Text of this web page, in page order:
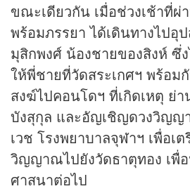
ขณะเดียวกัน เมื่อช่วงเช้าที่ผ่
พร้อมภรรยา ได้เดินทางไปอุ
มุสิกพงศ์ น้องชายของสิงห์ ซึ่
ให้พี่ชายที่วัดสระเกศฯ พร้อม
สงฆ์ไปคอนโดฯ ที่เกิดเหตุ ย่
บังสุกุล และอัญเชิญดวงวิญ
เวช โรงพยาบาลจุฬาฯ เพื่อเ
วิญญาณไปยังวัดธาตุทอง เพื่
ศาสนาต่อไป